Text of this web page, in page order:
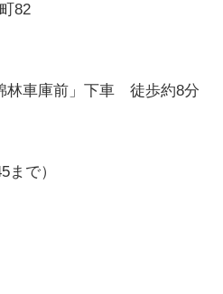
82
林車庫前」下車 徒歩約8分
まで）